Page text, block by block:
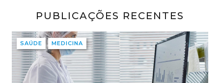
PUBLICAÇÕES RECENTES
SAÚDE MEDICINA